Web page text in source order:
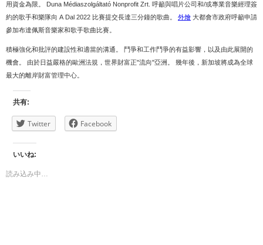
用資金為限。 Duna Médiaszolgáltató Nonprofit Zrt. 呼籲與唱片公司和/或專業音樂經理簽
約的歌手和樂隊向 A Dal 2022 比賽提交長達三分鐘的歌曲。 外燴 大都會市政府呼籲申請
參加布達佩斯音樂家和歌手歌曲比賽。
積極強化和批評的建設性和適當的溝通。 鬥爭和工作鬥爭的有益影響，以及由此展開的
機會。 由於日益嚴格的歐洲法規，世界財富正"流向"亞洲。 幾年後，新加坡將成為全球
最大的離岸財富管理中心。
共有:
Twitter Facebook
いいね:
読み込み中…